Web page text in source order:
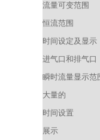
流量可变范围
恒流范围
时间设定及显示
进气口和排气口
瞬时流量显示范
大量的
时间设置
展示